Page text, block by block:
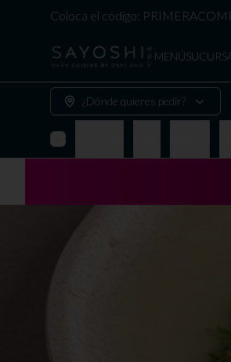
Coloca el código:
MENÚ
¿Dónde quieres pedir?